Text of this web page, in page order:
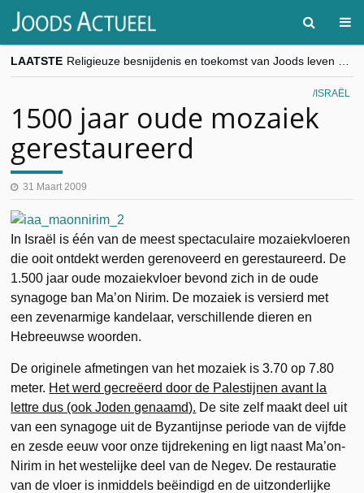
LAATSTE
“Besnijdenisdebat toont hoe moeilijk seculiere Westen minderheden begrijpt”, Jinnih Beels (Vooruit)
CITYTRIP | ROEMENIË – Boekarest: de verrassing van Oost-Europa
ISRAËL
1500 jaar oude mozaiek
gerestaureerd
31 Maart 2009
In Israël is één van de meest spectaculaire mozaiekvloeren
die ooit ontdekt werden gerenoveerd en gerestaureerd. De
1.500 jaar oude mozaiekvloer bevond zich in de oude
synagoge ban Ma’on Nirim. De mozaiek is versierd met
een zevenarmige kandelaar, verschillende dieren en
Hebreeuwse woorden.
De originele afmetingen van het mozaiek is 3.70 op 7.80
meter. Het werd gecreëerd door de Palestijnen avant la
lettre dus (ook Joden genaamd). De site zelf maakt deel uit
van een synagoge uit de Byzantijnse periode van de vijfde
en zesde eeuw voor onze tijdrekening en ligt naast Ma’on-
Nirim in het westelijke deel van de Negev. De restauratie
van de vloer is inmiddels beëindigd en de uitzonderlijke